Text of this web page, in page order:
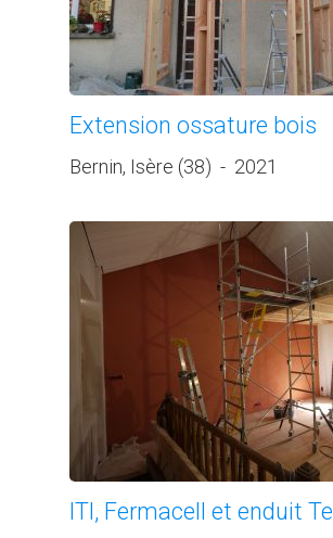
Extension ossature bois
Bernin, Isère (38) - 2021
ITI, Fermacell et enduit